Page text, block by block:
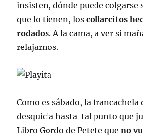
insisten, dónde puede colgarse
que lo tienen, loscollarcitos
rodados. A la cama, a ver si
relajarnos.
Como es sábado, la francachela
desquicia hasta tal punto que
Libro Gordo de Petete queno